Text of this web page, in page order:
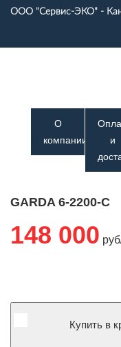
ООО "Сервис-ЭКО" -
О
компании
и
GARDA 6-2200-C
148 000
Купить в